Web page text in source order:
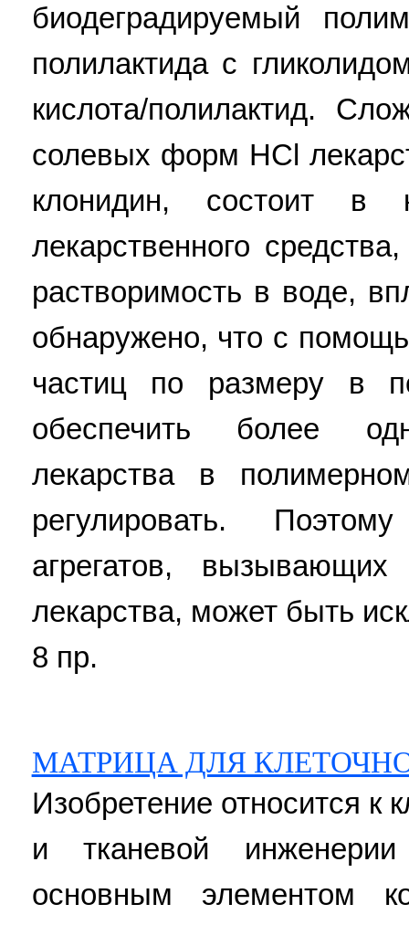
биодеградируемый
полилактида с
кислота/полилактид.
солевых форм HCl
клонидин, состоит в
лекарственного
растворимость в воде,
обнаружено, что с
частиц по размеру в
обеспечить более
лекарства в
регулировать.
агрегатов,
лекарства, может быть
8 пр.
МАТРИЦА ДЛЯ
Изобретение относится к
и тканевой
основным элементом